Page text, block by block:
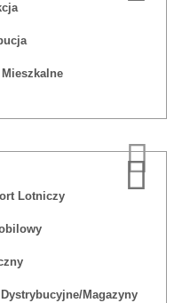
Lotniczy
magazyny